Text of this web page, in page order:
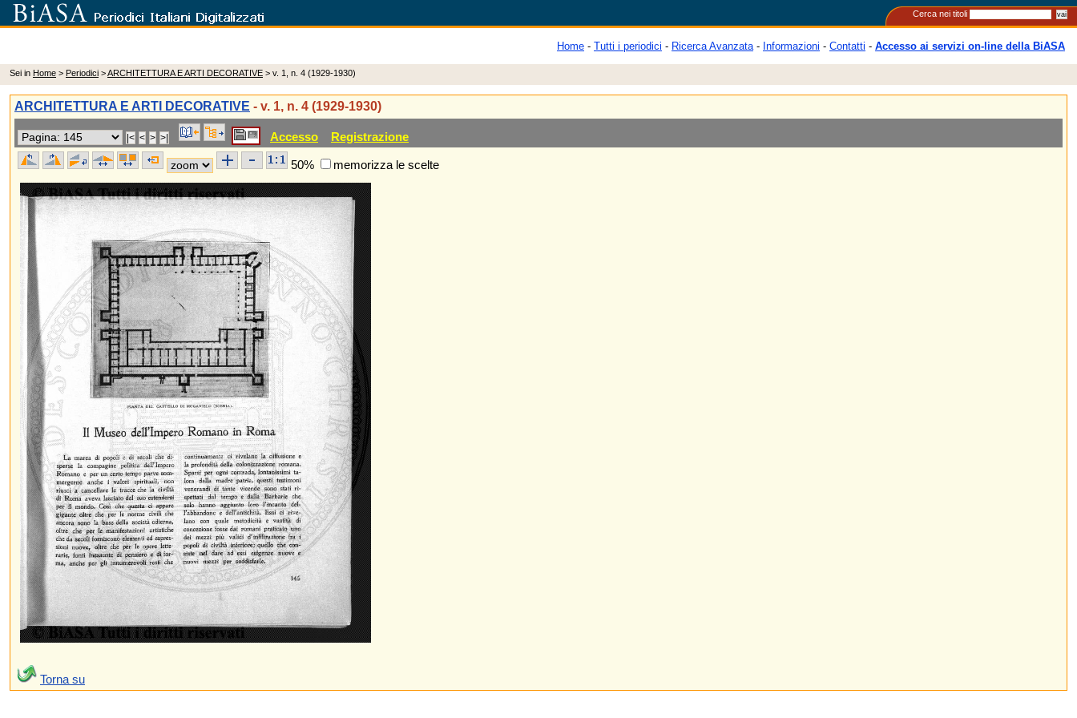
Cerca nei titoli
Home - Tutti i periodici - Ricerca Avanzata- Informazioni - Contatti - Accesso ai servizi on-line della BiASA
Sei in Home > Periodici >ARCHITETTURA E ARTI DECORATIVE > v. 1, n. 4 (1929-1930)
ARCHITETTURA E ARTI DECORATIVE - v. 1, n. 4 (1929-1930)
Accesso Registrazione
50% memorizza le scelte
Torna su